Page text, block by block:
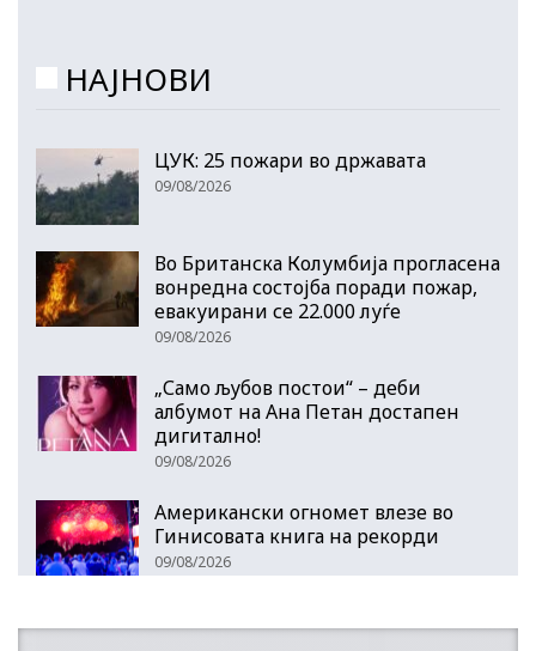
НАЈНОВИ
ЦУК: 25 пожари во државата
09/08/2026
Во Британска Колумбија прогласена
вонредна состојба поради пожар,
евакуирани се 22.000 луѓе
09/08/2026
„Само љубов постои“ – деби
албумот на Ана Петан достапен
дигитално!
09/08/2026
Американски огномет влезе во
Гинисовата книга на рекорди
09/08/2026